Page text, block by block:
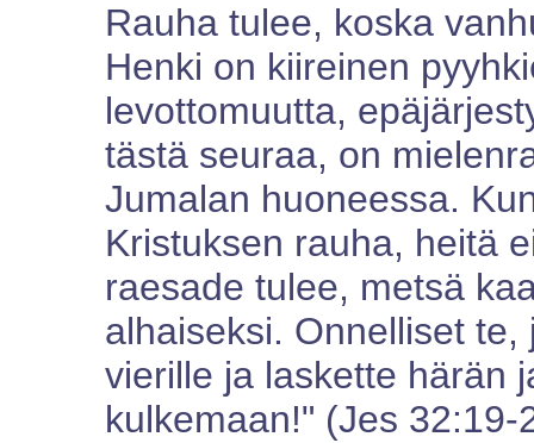
Rauha tulee, koska
Henki on kiireinen
levottomuutta,
tästä seuraa, on
Jumalan huoneessa.
Kristuksen rauha, heitä
raesade tulee, metsä
alhaiseksi. Onnelliset
vierille ja laskette härän
kulkemaan!" (Jes 32:19-